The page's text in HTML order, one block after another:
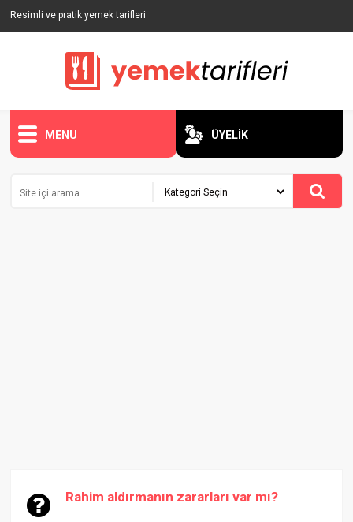
Resimli ve pratik yemek tarifleri
MENU ÜYELİK
Rahim aldırmanın zararları var mı?